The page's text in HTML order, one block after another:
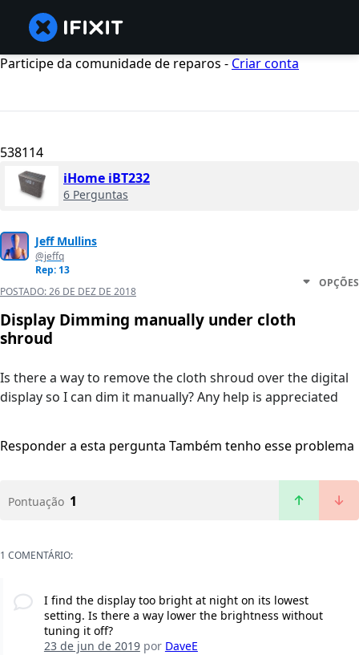
Participe da comunidade de reparos - Criar conta
538114
iHome iBT232
6 Perguntas
Jeff Mullins
@jeffq
Rep: 13
POSTADO:26 DE DEZ DE 2018
OPÇÕES
Display Dimming manually under cloth
shroud
Is there a way to remove the cloth shroud over the digital
display so I can dim it manually? Any help is appreciated
Responder a esta pergunta Também tenho esse problema
Pontuação 1
1 COMENTÁRIO:
I find the display too bright at night on its lowest
setting. Is there a way lower the brightness without
tuning it off?
23 de jun de 2019por DaveE